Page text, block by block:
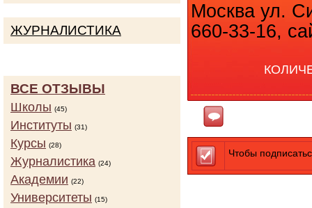
Москва ул.
660-33-16,
Чтобы
ЖУРНАЛИСТИКА
ВСЕ ОТЗЫВЫ
Школы (45)
Институты (31)
Курсы (28)
Журналистика (24)
Академии (22)
Университеты (15)